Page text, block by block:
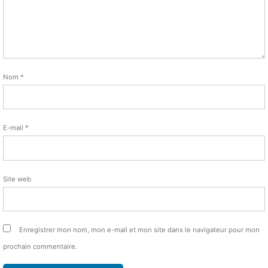
Nom *
E-mail *
Site web
Enregistrer mon nom, mon e-mail et mon site dans le navigateur pour mon
prochain commentaire.